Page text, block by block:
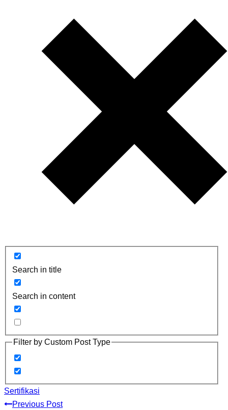
Search in title
Search in content
Filter by Custom Post Type
Sertifikasi
Previous Post